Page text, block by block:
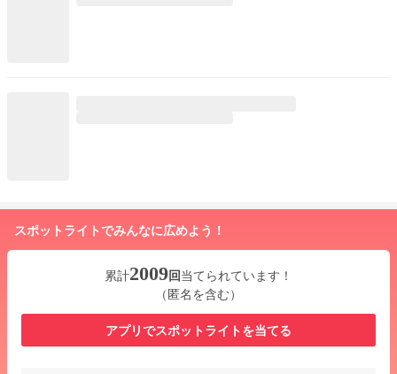
スポットライトでみんなに広めよう！
累計2009回当てられています！
（匿名を含む）
アプリでスポットライトを当てる